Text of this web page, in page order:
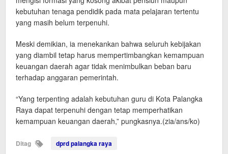
kebutuhan tenaga pendidik pada mata pelajaran tertentu
yang masih belum terpenuhi.
Meski demikian, ia menekankan bahwa seluruh kebijakan
yang diambil tetap harus mempertimbangkan kemampuan
keuangan daerah agar tidak menimbulkan beban baru
terhadap anggaran pemerintah.
“Yang terpenting adalah kebutuhan guru di Kota Palangka
Raya dapat terpenuhi dengan tetap memperhatikan
kemampuan keuangan daerah,” pungkasnya.(zia/ans/ko)
Ditag dprd palangka raya